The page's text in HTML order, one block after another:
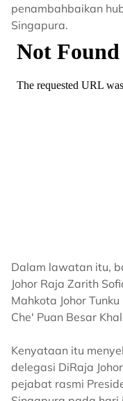
penambahbaikan
Singapura.
Dalam lawatan itu,
Johor Raja Zarith
Mahkota Johor
Che' Puan Besar
Kenyataan itu
delegasi DiRaja
pejabat rasmi